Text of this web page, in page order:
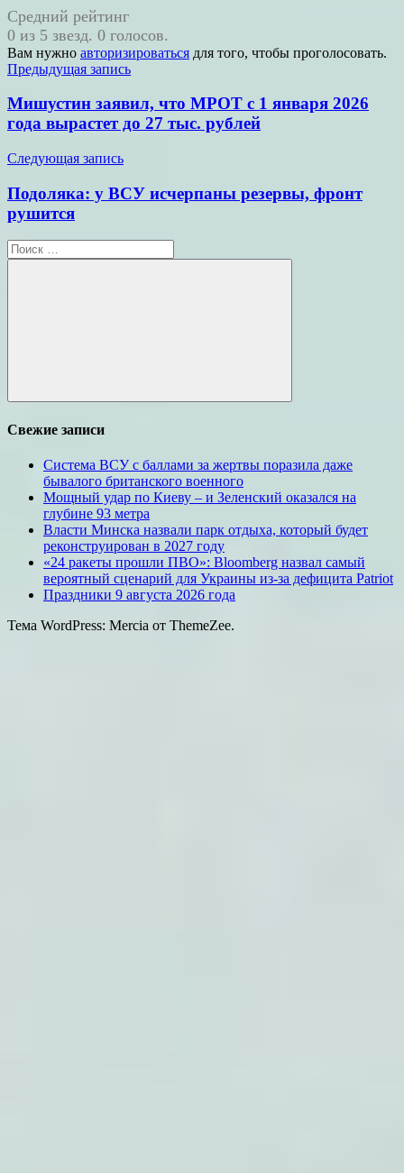
Средний рейтинг
0 из 5 звезд. 0 голосов.
Вам нужно авторизироваться для того, чтобы проголосовать.
Навигация
по
записям
Предыдущая запись
Мишустин заявил, что МРОТ с 1 января 2026
года вырастет до 27 тыс. рублей
Следующая запись
Подоляка: у ВСУ исчерпаны резервы, фронт
рушится
Поиск
для:
Поиск
Свежие записи
Система ВСУ с баллами за жертвы поразила даже
бывалого британского военного
Мощный удар по Киеву – и Зеленский оказался на
глубине 93 метра
Власти Минска назвали парк отдыха, который будет
реконструирован в 2027 году
«24 ракеты прошли ПВО»: Bloomberg назвал самый
вероятный сценарий для Украины из-за дефицита Patriot
Праздники 9 августа 2026 года
Тема WordPress: Mercia от ThemeZee.